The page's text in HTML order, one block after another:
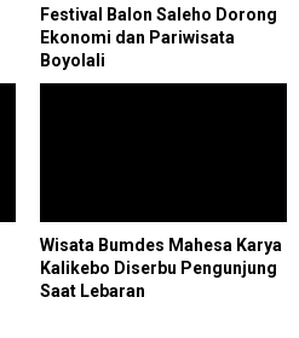
Festival Balon Saleho Dorong
Ekonomi dan Pariwisata
Boyolali
Wisata Bumdes Mahesa Karya
Kalikebo Diserbu Pengunjung
Saat Lebaran